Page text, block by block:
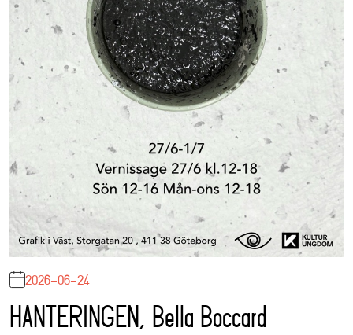
2026-06-24
HANTERINGEN, Bella Boccard